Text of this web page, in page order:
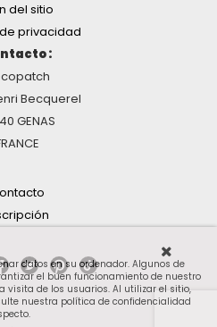
del sitio
privacidad
:
Becquerel
GENAS
datos en su ordenador. Algunos de
el buen funcionamiento de nuestro
visita de los usuarios. Al utilizar el sitio,
nuestra política de confidencialidad
.